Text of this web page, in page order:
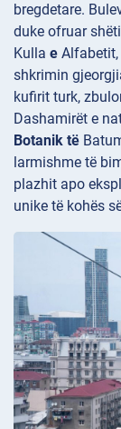
bregdetare.
duke ofruar
Kulla e
shkrimin
kufirit turk,
Dashamirët e
Botanik të
larmishme të
plazhit apo
unike të kohës